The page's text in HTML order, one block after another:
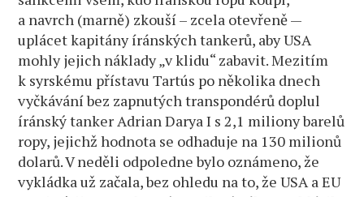
a navrch (marně) zkouší – zcela otevřeně —
uplácet kapitány íránských tankerů, aby USA
mohly jejich náklady „v klidu“ zabavit. Mezitím
k syrskému přístavu Tartús po několika dnech
vyčkávání bez zapnutých transpondérů doplul
íránský tanker Adrian Darya I s 2,1 miliony barelů
ropy, jejichž hodnota se odhaduje na 130 milionů
dolarů. V neděli odpoledne bylo oznámeno, že
vykládka už začala, bez ohledu na to, že USA a EU